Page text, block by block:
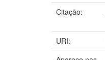
Citação:
URI: